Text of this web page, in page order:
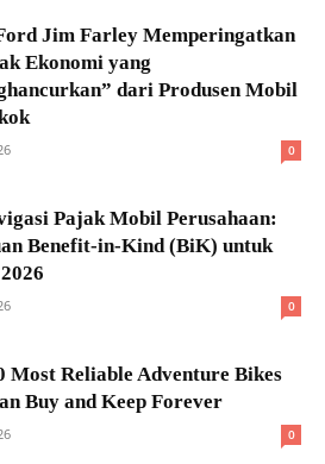
Jim Farley Memperingatkan
Ekonomi yang
dari Produsen Mobil
0
Pajak Mobil Perusahaan:
Benefit-in-Kind (BiK) untuk
0
Most Reliable Adventure Bikes
Buy and Keep Forever
0